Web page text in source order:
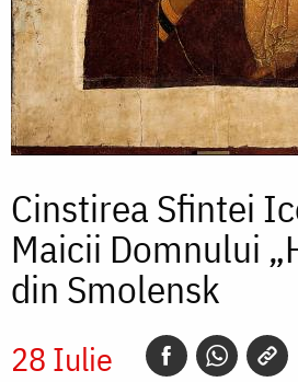
Cinstirea Sfintei
Maicii Domnului
din Smolensk
28 Iulie